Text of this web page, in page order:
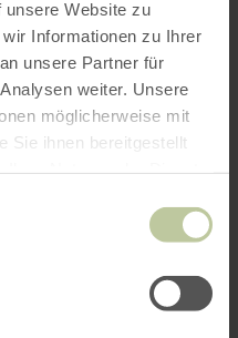
unsere Website zu
Informationen zu Ihrer
unsere Partner für
weiter. Unsere
möglicherweise mit
Sie ihnen bereitgestellt